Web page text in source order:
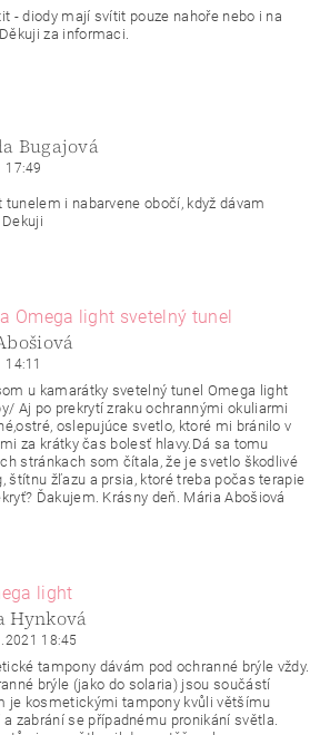
- diody mají svítit pouze nahoře nebo i na
za informaci.
Bugajová
17:49
tunelem i nabarvene obočí, když dávam
Omega light svetelný tunel
14:11
u kamarátky svetelný tunel Omega light
Aj po prekrytí zraku ochrannými okuliarmi
oslepujúce svetlo, ktoré mi bránilo v
za krátky čas bolesť hlavy.Dá sa tomu
stránkach som čítala, že je svetlo škodlivé
štítnu žľazu a prsia, ktoré treba počas terapie
Ďakujem. Krásny deň. Mária Abošiová
light
Hynková
18:45
tampony dávám pod ochranné brýle vždy.
brýle (jako do solaria) jsou součástí
je kosmetickými tampony kvůli většímu
zabrání se případnému pronikání světla.